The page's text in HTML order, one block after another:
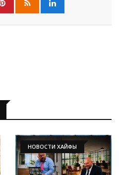
НОВОСТИ ХАЙФЫ